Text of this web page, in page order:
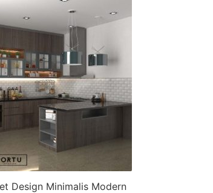
Design Minimalis Modern